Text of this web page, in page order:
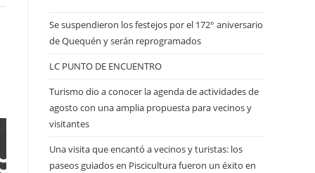
Se suspendieron los festejos por el 172° aniversario
de Quequén y serán reprogramados
LC PUNTO DE ENCUENTRO
Turismo dio a conocer la agenda de actividades de
agosto con una amplia propuesta para vecinos y
visitantes
Una visita que encantó a vecinos y turistas: los
paseos guiados en Piscicultura fueron un éxito en